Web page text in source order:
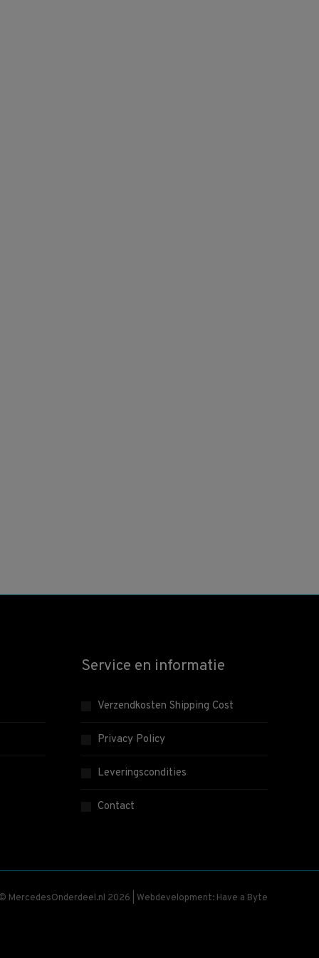
Service en informatie
Verzendkosten Shipping Cost
Privacy Policy
Leveringscondities
Contact
MercedesOnderdeel.nl 2026 | Webdevelopment: Have a Byte